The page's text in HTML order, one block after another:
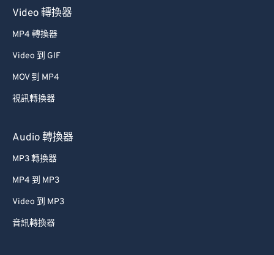
Video 轉換器
MP4 轉換器
Video 到 GIF
MOV 到 MP4
視訊轉換器
Audio 轉換器
MP3 轉換器
MP4 到 MP3
Video 到 MP3
音訊轉換器